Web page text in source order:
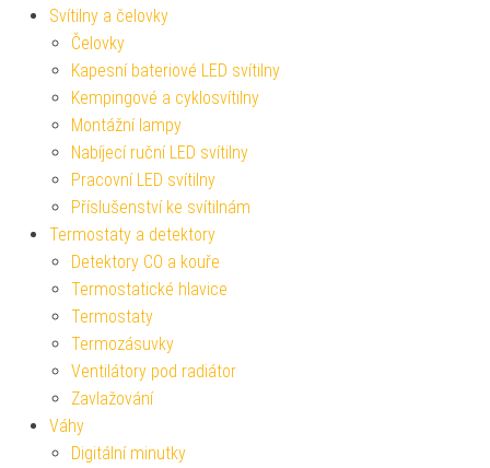
Svítilny a čelovky
Čelovky
Kapesní bateriové LED svítilny
Kempingové a cyklosvítilny
Montážní lampy
Nabíjecí ruční LED svítilny
Pracovní LED svítilny
Příslušenství ke svítilnám
Termostaty a detektory
Detektory CO a kouře
Termostatické hlavice
Termostaty
Termozásuvky
Ventilátory pod radiátor
Zavlažování
Váhy
Digitální minutky